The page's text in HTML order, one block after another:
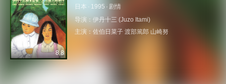
8.8
日本 · 1995 · 剧情
导演： 伊丹十三 (Juzo Itami)
主演： 佐伯日菜子 渡部篤郎 山崎努